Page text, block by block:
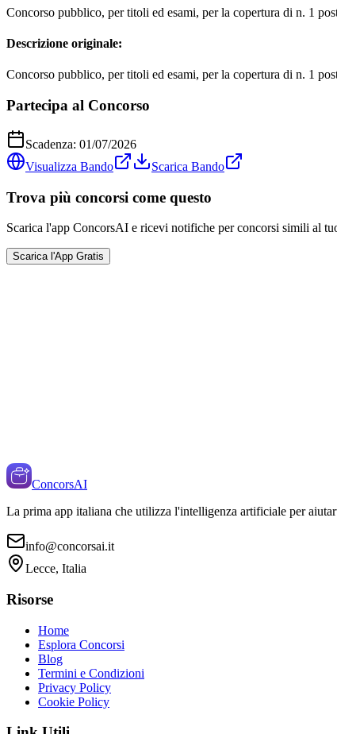
Concorso pubblico, per titoli ed esami, per la copertura di n. 1
Descrizione originale:
Concorso pubblico, per titoli ed esami, per la copertura di n. 1
Partecipa al Concorso
Scadenza: 01/07/2026
Visualizza Bando
Scarica Bando
Trova più concorsi come questo
Scarica l'app ConcorsAI e ricevi notifiche per concorsi simili al
Scarica l'App Gratis
ConcorsAI
La prima app italiana che utilizza l'intelligenza artificiale per
info@concorsai.it
Lecce, Italia
Risorse
Home
Esplora Concorsi
Blog
Termini e Condizioni
Privacy Policy
Cookie Policy